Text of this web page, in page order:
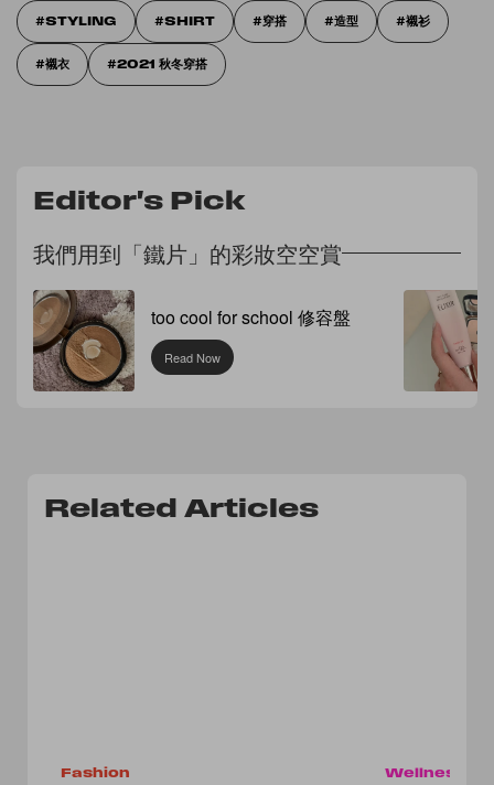
STYLING SHIRT 穿搭 造型 襯衫
襯衣 2021 秋冬穿搭
Editor's Pick
我們用到「鐵片」的彩妝空空賞
too cool for school 修容盤
Read Now
Related Articles
Fashion Wellness